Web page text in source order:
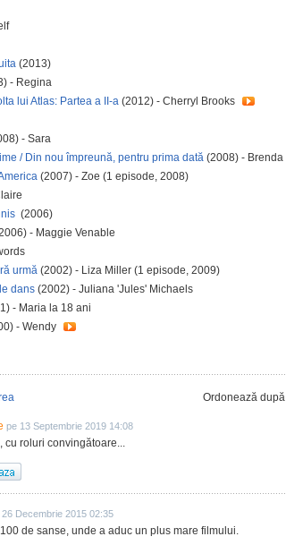
(2013)
- Regina
lui Atlas: Partea a II-a (2012) - Cherryl Brooks
- Sara
/ Din nou împreună, pentru prima dată (2008) - Brenda
(2007) - Zoe (1 episode, 2008)
(2006)
- Maggie Venable
urmă (2002) - Liza Miller (1 episode, 2009)
dans (2002) - Juliana 'Jules' Michaels
- Maria la 18 ani
- Wendy
Ordonează după
pe 13 Septembrie 2019 14:08
cu roluri convingătoare...
26 Decembrie 2015 02:35
de sanse, unde a aduc un plus mare filmului.